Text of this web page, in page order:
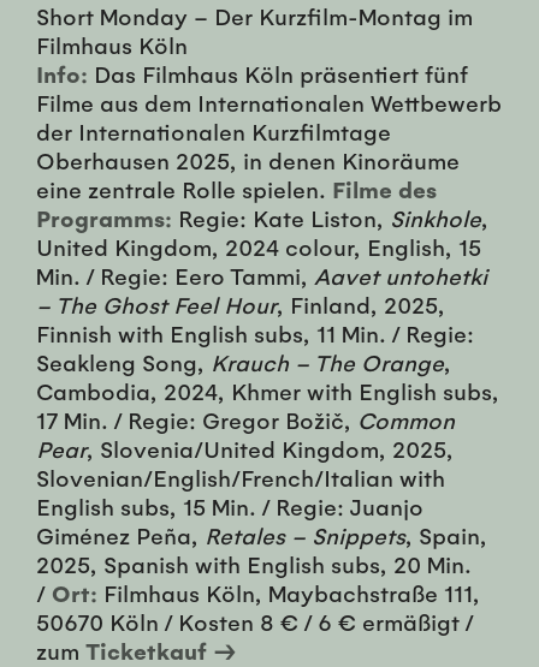
Short Monday – Der Kurzfilm-Montag im
Filmhaus Köln
Info: Das Filmhaus Köln präsentiert fünf
Filme aus dem Internationalen Wettbewerb
der Internationalen Kurzfilmtage
Oberhausen 2025, in denen Kinoräume
eine zentrale Rolle spielen. Filme des
Programms: Regie: Kate Liston, Sinkhole,
United Kingdom, 2024 colour, English, 15
Min. / Regie: Eero Tammi, Aavet untohetki
– The Ghost Feel Hour, Finland, 2025,
Finnish with English subs, 11 Min. / Regie:
Seakleng Song, Krauch – The Orange,
Cambodia, 2024, Khmer with English subs,
17 Min. / Regie: Gregor Božič, Common
Pear, Slovenia/United Kingdom, 2025,
Slovenian/English/French/Italian with
English subs, 15 Min. / Regie: Juanjo
Giménez Peña, Retales – Snippets, Spain,
2025, Spanish with English subs, 20 Min.
/ Ort: Filmhaus Köln, Maybachstraße 111,
50670 Köln / Kosten 8 € / 6 € ermäßigt /
zum Ticketkauf →